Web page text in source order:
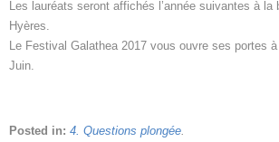
Les lauréats seront affichés l’année suivantes à la
Hyères.
Le Festival Galathea 2017 vous ouvre ses portes
Juin.
Posted in: 4. Questions plongée